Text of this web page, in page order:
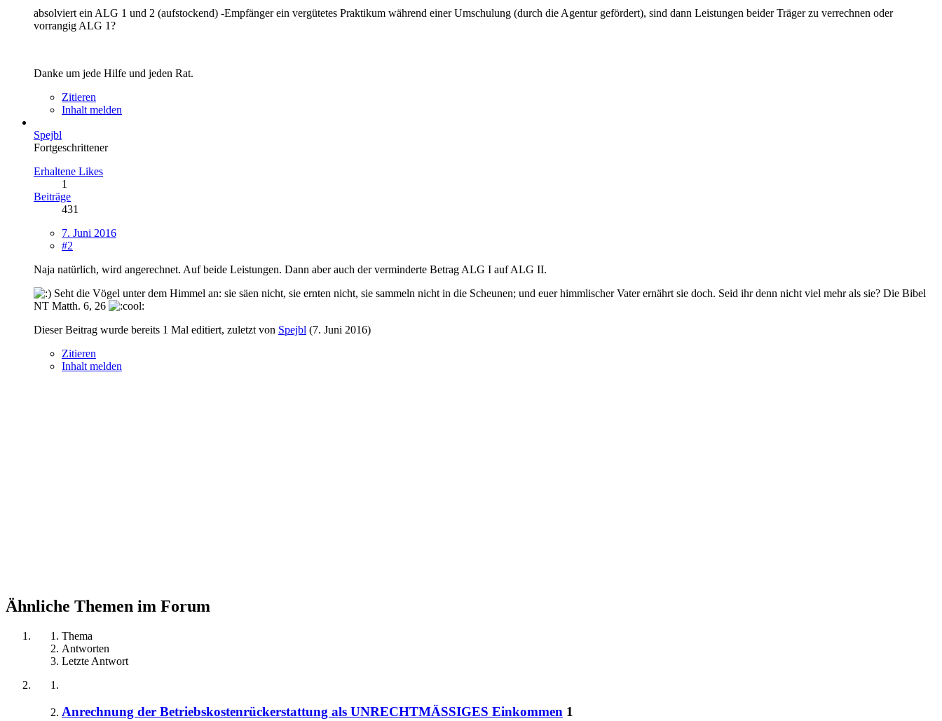
absolviert ein ALG 1 und 2 (aufstockend) -Empfänger ein vergütetes Praktikum während einer Umschulung (durch die Agentur gefördert), sind dann Leistungen beider Träger zu verrechnen oder
vorrangig ALG 1?
Danke um jede Hilfe und jeden Rat.
Zitieren
Inhalt melden
Spejbl
Fortgeschrittener
Erhaltene Likes
1
Beiträge
431
7. Juni 2016
#2
Naja natürlich, wird angerechnet. Auf beide Leistungen. Dann aber auch der verminderte Betrag ALG I auf ALG II.
Seht die Vögel unter dem Himmel an: sie säen nicht, sie ernten nicht, sie sammeln nicht in die Scheunen; und euer himmlischer Vater ernährt sie doch. Seid ihr denn nicht viel mehr als sie? Die Bibel
NT Matth. 6, 26
Dieser Beitrag wurde bereits 1 Mal editiert, zuletzt von Spejbl (7. Juni 2016)
Zitieren
Inhalt melden
Ähnliche Themen im Forum
Thema
Antworten
Letzte Antwort
Anrechnung der Betriebskostenrückerstattung als UNRECHTMÄSSIGES Einkommen 1